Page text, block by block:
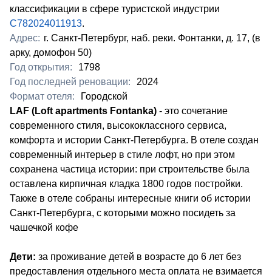
классификации в сфере туристской индустрии
С782024011913.
Адрес: г. Санкт-Петербург, наб. реки. Фонтанки, д. 17, (в
арку, домофон 50)
Год открытия:
1798
Год последней реновации:
2024
Формат отеля:
Городской
LAF (Loft apartments Fontanka) - это сочетание
современного стиля, высококлассного сервиса,
комфорта и истории Санкт-Петербурга. В отеле создан
современный интерьер в стиле лофт, но при этом
сохранена частица истории: при строительстве была
оставлена кирпичная кладка 1800 годов постройки.
Также в отеле собраны интересные книги об истории
Санкт-Петербурга, с которыми можно посидеть за
чашечкой кофе
Дети: за проживание детей в возрасте до 6 лет без
предоставления отдельного места оплата не взимается